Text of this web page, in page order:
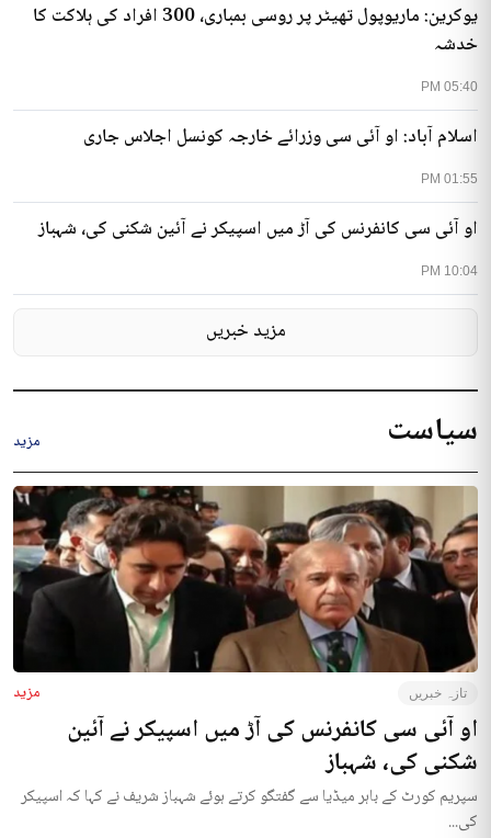
05:40 PM
یوکرین: ماریوپول تھیٹر پر روسی بمباری، 300 افراد کی ہلاکت کا
خدشہ
01:55 PM
اسلام آباد: او آئی سی وزرائے خارجہ کونسل اجلاس جاری
10:04 PM
او آئی سی کانفرنس کی آڑ میں اسپیکر نے آئین شکنی کی، شہباز
مزید خبریں
سیاست مزید
تازہ خبریں مزید
او آئی سی کانفرنس کی آڑ میں اسپیکر نے آئین
شکنی کی، شہباز
سپریم کورٹ کے باہر میڈیا سے گفتگو کرتے ہوئے شہباز شریف نے کہا کہ اسپیکر
کی...